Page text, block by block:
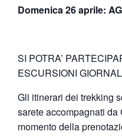
Domenica 26 aprile:
SI POTRA’
ESCURSIONI
Gli itinerari dei trekking
sarete accompagnati da
momento della